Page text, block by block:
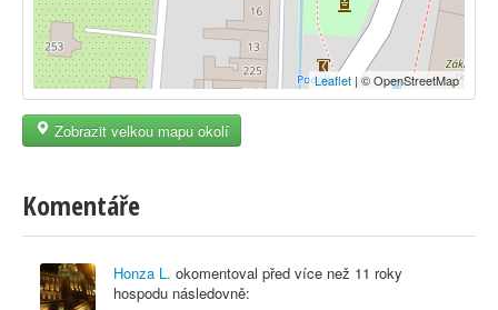
Leaflet | © OpenStreetMap
Zobrazit velkou mapu okolí
Komentáře
Honza L. okomentoval před více než 11 roky
hospodu následovně: